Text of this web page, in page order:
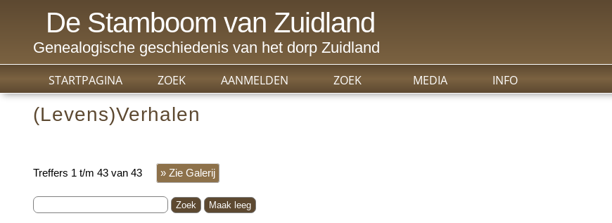
De Stamboom van Zuidland
Genealogische geschiedenis van het dorp Zuidland
ZOEK MEDIA INFO
STARTPAGINA ZOEK AANMELDEN
(Levens)Verhalen
Treffers 1 t/m 43 van 43 » Zie Galerij